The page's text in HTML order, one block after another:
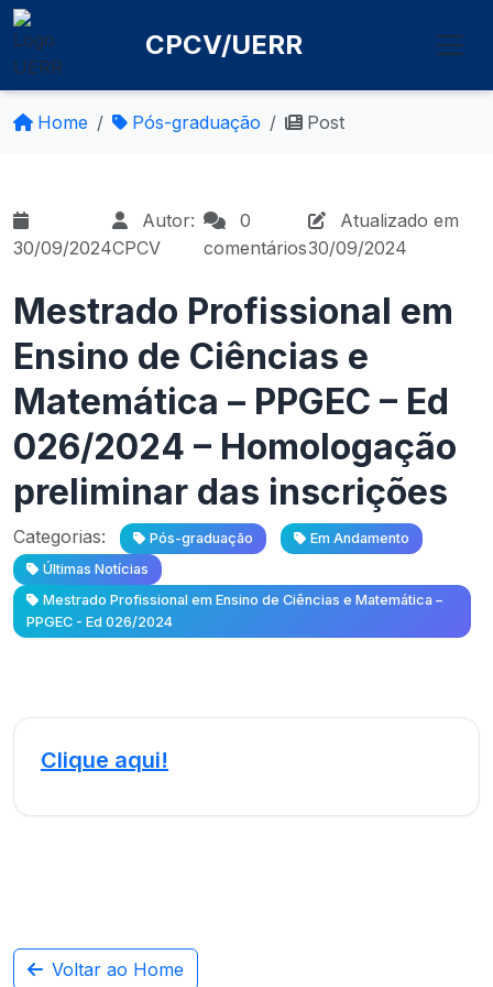
CPCV/UERR
Home Pós-graduação Post
30/09/2024
Autor:
CPCV
0
comentários
Atualizado em
30/09/2024
Mestrado Profissional em
Ensino de Ciências e
Matemática – PPGEC – Ed
026/2024 – Homologação
preliminar das inscrições
Categorias: Pós-graduação
Em Andamento
Últimas Notícias
Mestrado Profissional em Ensino de Ciências e Matemática –
PPGEC - Ed 026/2024
Clique aqui!
Voltar ao Home